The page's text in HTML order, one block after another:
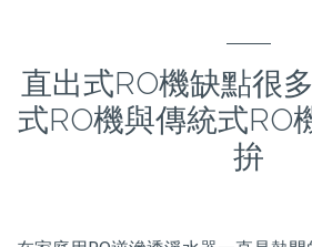
直出式RO機缺點很
式RO機與傳統式RO
拚